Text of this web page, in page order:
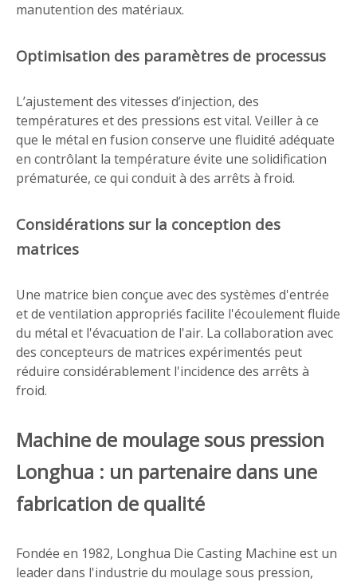
manutention des matériaux.
Optimisation des paramètres de processus
L’ajustement des vitesses d’injection, des
températures et des pressions est vital. Veiller à ce
que le métal en fusion conserve une fluidité adéquate
en contrôlant la température évite une solidification
prématurée, ce qui conduit à des arrêts à froid.
Considérations sur la conception des
matrices
Une matrice bien conçue avec des systèmes d'entrée
et de ventilation appropriés facilite l'écoulement fluide
du métal et l'évacuation de l'air. La collaboration avec
des concepteurs de matrices expérimentés peut
réduire considérablement l'incidence des arrêts à
froid.
Machine de moulage sous pression
Longhua : un partenaire dans une
fabrication de qualité
Fondée en 1982, Longhua Die Casting Machine est un
leader dans l'industrie du moulage sous pression,